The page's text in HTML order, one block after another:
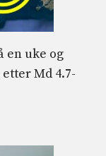
en uke og
Md 4.7-